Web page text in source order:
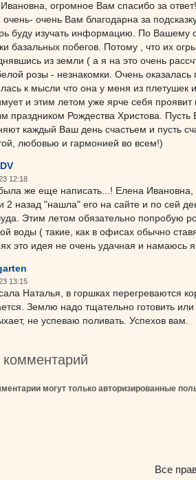
огромное Вам спасибо за
очень Вам благодарна за
буду изучать информацию. По Вашему
базальных побегов. Потому , что их
из земли ( а я на это очень
розы - незнакомки. Очень
к мысли что она у меня из
и этим летом уже ярче себя
праздником Рождества Христова.
каждый Ваш день счастьем и пусть
любовью и гармонией во всем!)
12:18
же еще написать...! Елена Ивановна,
2 назад "нашла" его на сайте и по сей
Этим летом обязательно попробую
воды ( такие, как в офисах обычно
это идея не очень удачная и намаюсь
13:15
Наталья, в горшках перегреваются
Землю надо тщательно готовить
не успеваю поливать. Успехов вам.
комментарий
могут только авторизированные
Все